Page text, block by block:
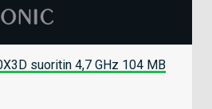
suoritin 4,7 GHz 104 MB